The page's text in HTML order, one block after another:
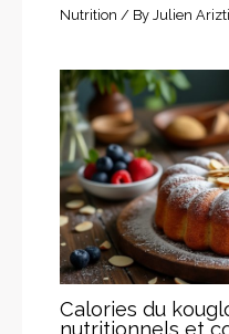
Nutrition / ByJulien
Calories du
nutritionnels et